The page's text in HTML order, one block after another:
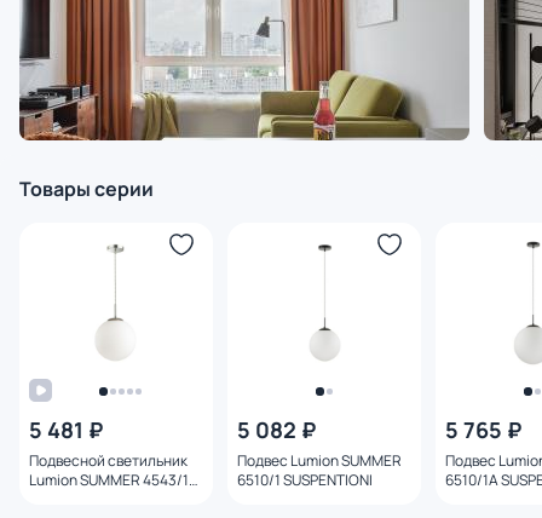
Товары серии
5 481 ₽
Подвесной светильник
Lumion SUMMER 4543/1
5 082 ₽
Подвес Lumion SUMMER
6510/1 SUSPENTIONI
5 765 ₽
Подвес
6510/1A